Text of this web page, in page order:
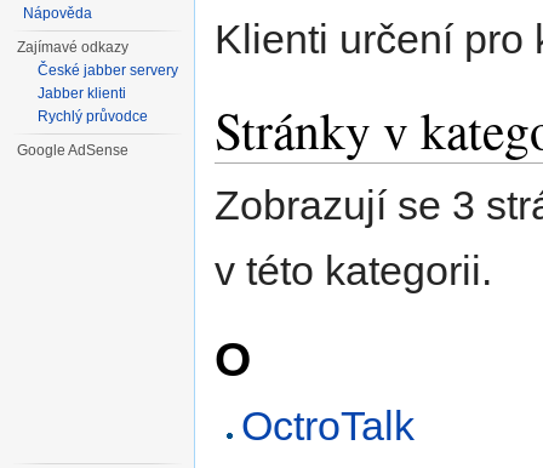
Klienti určení
Stránky v
Zobrazují se 3
v této kategorii.
O
OctroTalk
Nápověda
Zajímavé odkazy
České jabber servery
Jabber klienti
Rychlý průvodce
Google AdSense